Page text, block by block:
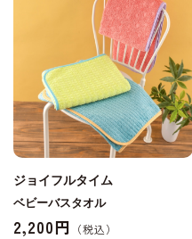
ジョイフルタイム
ベビーバスタオル
2,200円